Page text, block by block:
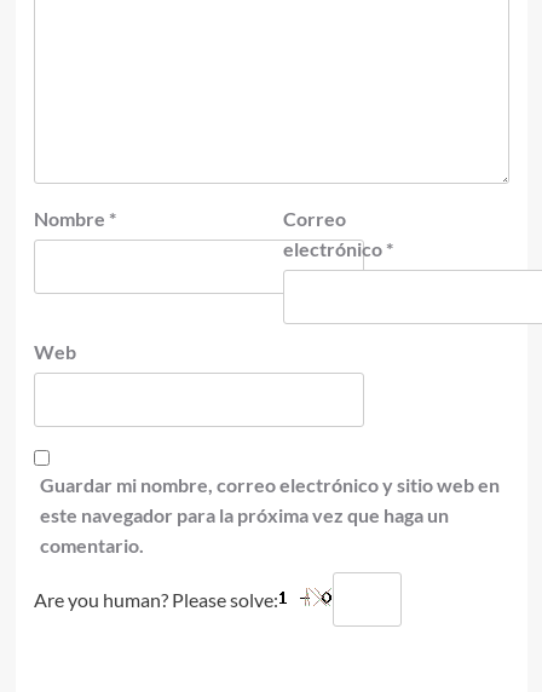
Nombre *
Correo
electrónico *
Web
Guardar mi nombre, correo electrónico y sitio web en
este navegador para la próxima vez que haga un
comentario.
Are you human? Please solve: